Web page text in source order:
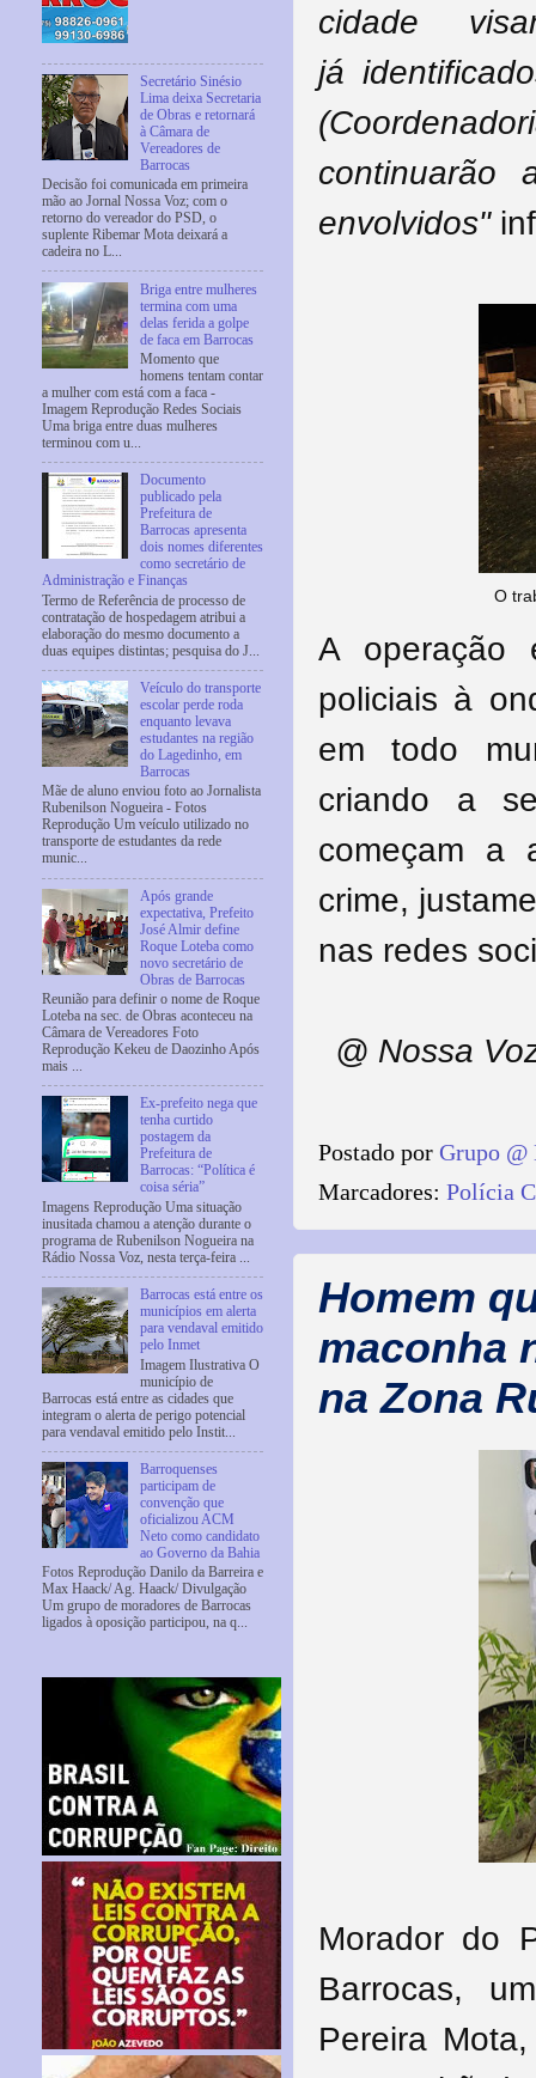
cidade
já
envolvidos"
O
A operação
policiais à
em todo
criando a
começam a
crime,
nas redes
@ Nossa
Postado por Grupo @
Marcadores: Polícia
Homem
maconha
na Zona
Morador do
Barrocas,
Pereira
Secretário Sinésio
Lima deixa Secretaria
de Obras e retornará
à Câmara de
Vereadores de
Barrocas
Decisão foi comunicada em primeira
mão ao Jornal Nossa Voz; com o
retorno do vereador do PSD, o
suplente Ribemar Mota deixará a
cadeira no L...
Briga entre mulheres
termina com uma
delas ferida a golpe
de faca em Barrocas
Momento que
homens tentam contar
a mulher com está com a faca -
Imagem Reprodução Redes Sociais
Uma briga entre duas mulheres
terminou com u...
Documento
publicado pela
Prefeitura de
Barrocas apresenta
dois nomes diferentes
como secretário de
Administração e Finanças
Termo de Referência de processo de
contratação de hospedagem atribui a
elaboração do mesmo documento a
duas equipes distintas; pesquisa do J...
Veículo do transporte
escolar perde roda
enquanto levava
estudantes na região
do Lagedinho, em
Barrocas
Mãe de aluno enviou foto ao Jornalista
Rubenilson Nogueira - Fotos
Reprodução Um veículo utilizado no
transporte de estudantes da rede
munic...
Após grande
expectativa, Prefeito
José Almir define
Roque Loteba como
novo secretário de
Obras de Barrocas
Reunião para definir o nome de Roque
Loteba na sec. de Obras aconteceu na
Câmara de Vereadores Foto
Reprodução Kekeu de Daozinho Após
mais ...
Ex-prefeito nega que
tenha curtido
postagem da
Prefeitura de
Barrocas: “Política é
coisa séria”
Imagens Reprodução Uma situação
inusitada chamou a atenção durante o
programa de Rubenilson Nogueira na
Rádio Nossa Voz, nesta terça-feira ...
Barrocas está entre os
municípios em alerta
para vendaval emitido
pelo Inmet
Imagem Ilustrativa O
município de
Barrocas está entre as cidades que
integram o alerta de perigo potencial
para vendaval emitido pelo Instit...
Barroquenses
participam de
convenção que
oficializou ACM
Neto como candidato
ao Governo da Bahia
Fotos Reprodução Danilo da Barreira e
Max Haack/ Ag. Haack/ Divulgação
Um grupo de moradores de Barrocas
ligados à oposição participou, na q...